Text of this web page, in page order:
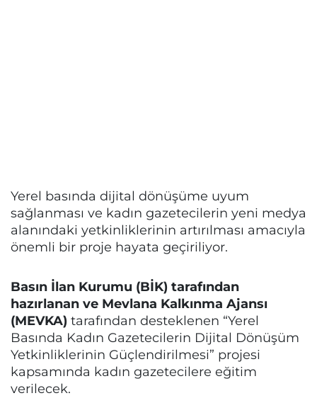
Yerel basında dijital dönüşüme uyum
sağlanması ve kadın gazetecilerin yeni medya
alanındaki yetkinliklerinin artırılması amacıyla
önemli bir proje hayata geçiriliyor.
Basın İlan Kurumu (BİK) tarafından
hazırlanan ve Mevlana Kalkınma Ajansı
(MEVKA) tarafından desteklenen “Yerel
Basında Kadın Gazetecilerin Dijital Dönüşüm
Yetkinliklerinin Güçlendirilmesi” projesi
kapsamında kadın gazetecilere eğitim
verilecek.